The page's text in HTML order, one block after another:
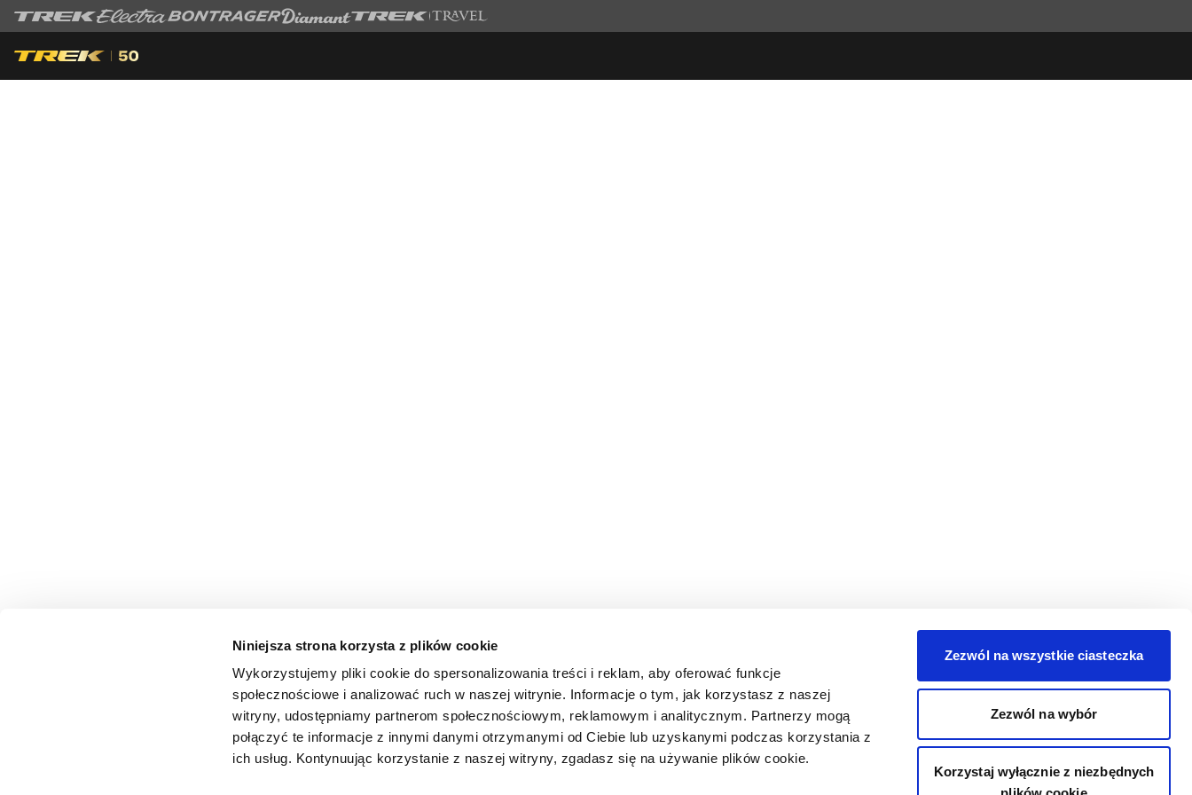
Niniejsza strona korzysta z plików cookie
Wykorzystujemy pliki cookie do spersonalizowania treści i reklam, aby oferować funkcje
społecznościowe i analizować ruch w naszej witrynie. Informacje o tym, jak korzystasz z naszej
witryny, udostępniamy partnerom społecznościowym, reklamowym i analitycznym. Partnerzy mogą
połączyć te informacje z innymi danymi otrzymanymi od Ciebie lub uzyskanymi podczas korzystania z
ich usług. Kontynuując korzystanie z naszej witryny, zgadasz się na używanie plików cookie.
Zezwól na wszystkie ciasteczka
Zezwól na wybór
Korzystaj wyłącznie z niezbędnych